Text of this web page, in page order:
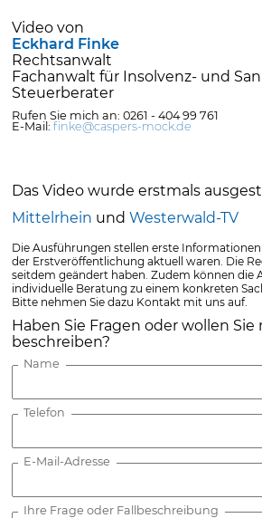
Video von
Eckhard Finke
Rechtsanwalt
Fachanwalt für Insolvenz- und
Steuerberater
Rufen Sie mich an: 0261 - 404 99 761
E-Mail:finke@caspers-mock.de
Das Video wurde erstmals
Mittelrhein undWesterwald-TV
Die Ausführungen stellen erste
der Erstveröffentlichung aktuell waren. Die
seitdem geändert haben. Zudem können die
individuelle Beratung zu einem konkreten
Bitte nehmen Sie dazu Kontakt mit uns auf.
Haben Sie Fragen oder wollen Sie
beschreiben?
Name
Telefon
E-Mail-Adresse
Ihre Frage oder Fallbeschreibung